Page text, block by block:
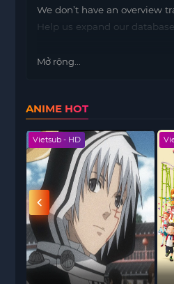
We don’t have an overview
Help us expand our
Mở rộng...
ANIME HOT
Vietsub - HD